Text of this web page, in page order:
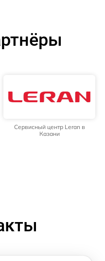
Сервисный центр Leran в
Казани